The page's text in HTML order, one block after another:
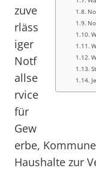
zuve
rläss
iger
Notf
allse
rvice
für
Gew
erbe,
Haushalte zur